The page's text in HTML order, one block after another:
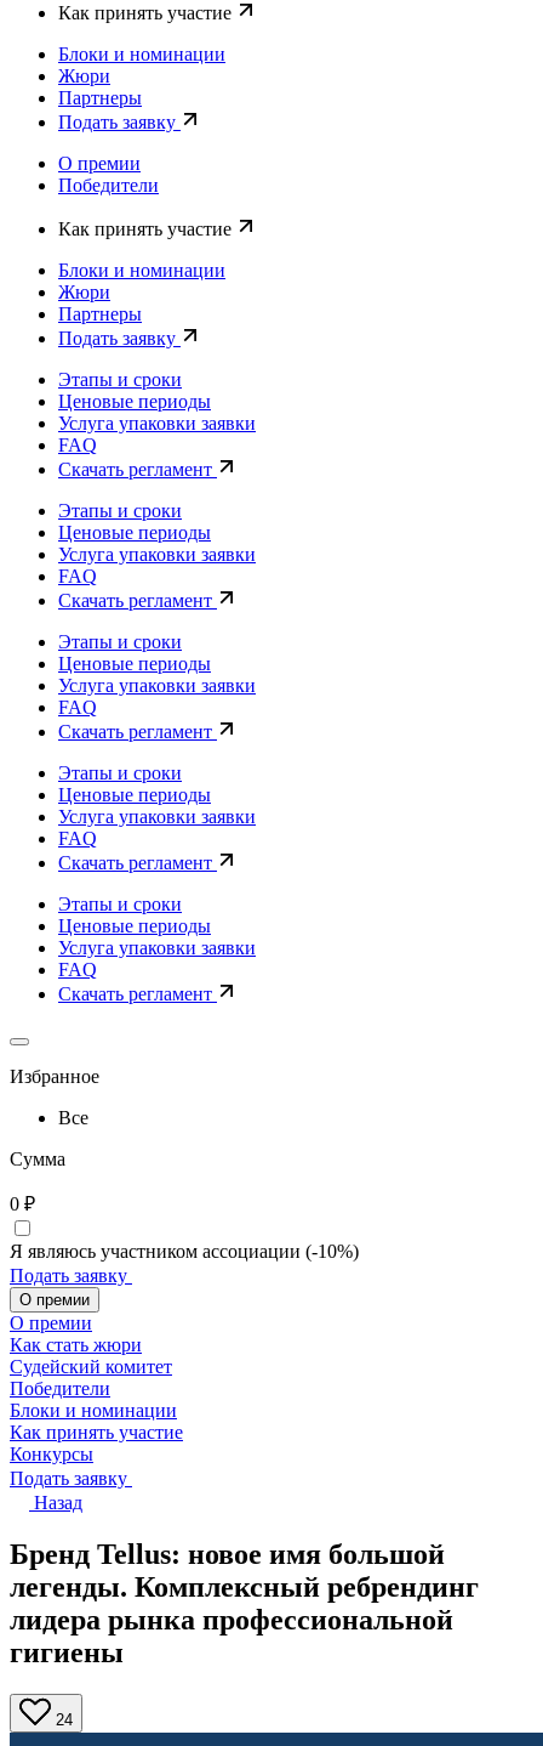
Как принять участие
Блоки и номинации
Жюри
Партнеры
Подать заявку
О премии
Победители
Как принять участие
Блоки и номинации
Жюри
Партнеры
Подать заявку
Этапы и сроки
Ценовые периоды
Услуга упаковки заявки
FAQ
Скачать регламент
Этапы и сроки
Ценовые периоды
Услуга упаковки заявки
FAQ
Скачать регламент
Этапы и сроки
Ценовые периоды
Услуга упаковки заявки
FAQ
Скачать регламент
Этапы и сроки
Ценовые периоды
Услуга упаковки заявки
FAQ
Скачать регламент
Этапы и сроки
Ценовые периоды
Услуга упаковки заявки
FAQ
Скачать регламент
Избранное
Все
Сумма
0 ₽
Я являюсь участником ассоциации (-10%)
Подать заявку
О премии
О премии
Как стать жюри
Судейский комитет
Победители
Блоки и номинации
Как принять участие
Конкурсы
Подать заявку
Назад
Бренд Tellus: новое имя большой
легенды. Комплексный ребрендинг
лидера рынка профессиональной
гигиены
24